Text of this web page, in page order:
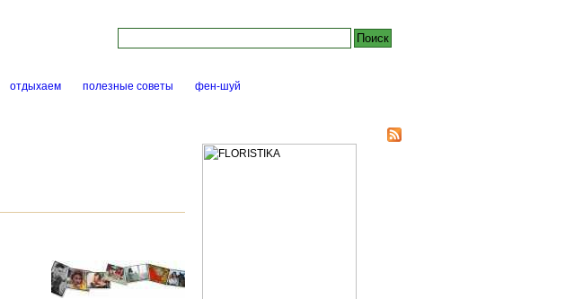
Поиск на сайте:
отдыхаем полезные советы фен-шуй